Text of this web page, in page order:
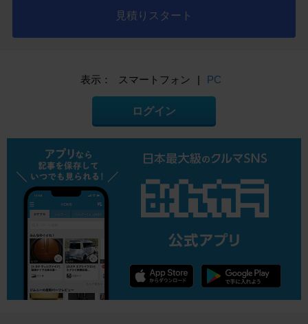
見積りスタート
表示： スマートフォン | PC
ログイン